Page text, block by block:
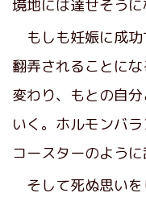
境地には達せそうに
もしも妊娠に成功
翻弄されることに
変わり、もとの自
いく。ホルモンバ
コースターのように
そして死ぬ思いを